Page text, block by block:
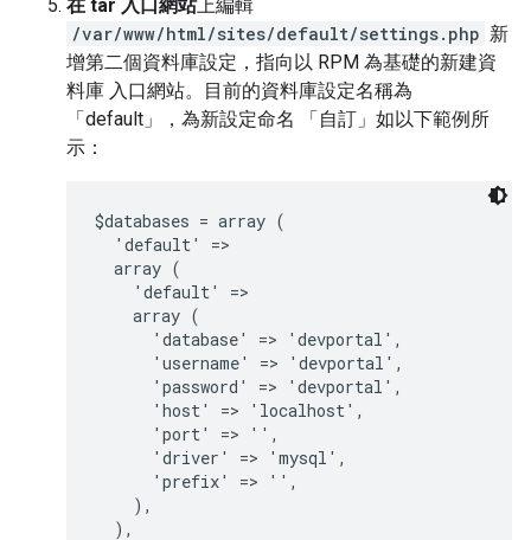
在 tar 入口網站上編輯
/var/www/html/sites/default/settings.php 新
增第二個資料庫設定，指向以 RPM 為基礎的新建資
料庫 入口網站。目前的資料庫設定名稱為
「default」，為新設定命名 「自訂」如以下範例所
示：
$databases = array (
  'default' =>
  array (
    'default' =>
    array (
      'database' => 'devportal',
      'username' => 'devportal',
      'password' => 'devportal',
      'host' => 'localhost',
      'port' => '',
      'driver' => 'mysql',
      'prefix' => '',
    ),